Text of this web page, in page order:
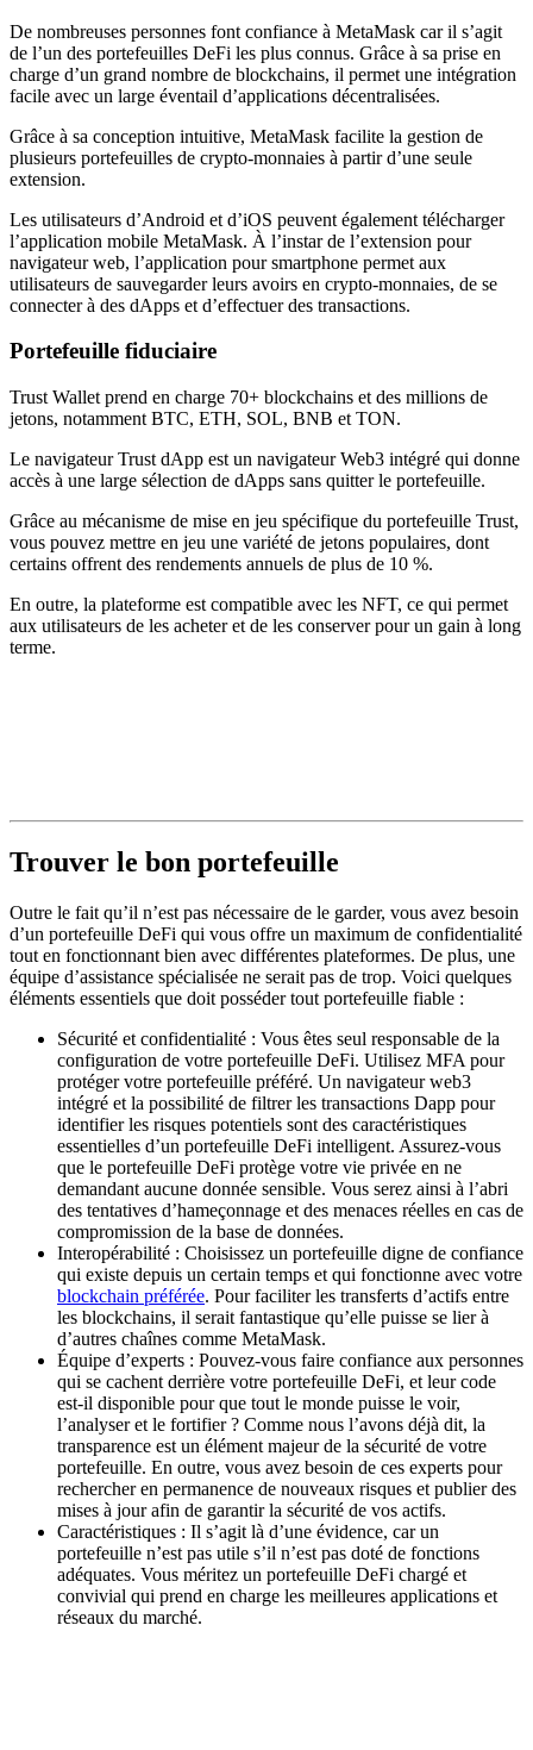
De nombreuses personnes font confiance à MetaMask car il s’agit
de l’un des portefeuilles DeFi les plus connus. Grâce à sa prise en
charge d’un grand nombre de blockchains, il permet une intégration
facile avec un large éventail d’applications décentralisées.
Grâce à sa conception intuitive, MetaMask facilite la gestion de
plusieurs portefeuilles de crypto-monnaies à partir d’une seule
extension.
Les utilisateurs d’Android et d’iOS peuvent également télécharger
l’application mobile MetaMask. À l’instar de l’extension pour
navigateur web, l’application pour smartphone permet aux
utilisateurs de sauvegarder leurs avoirs en crypto-monnaies, de se
connecter à des dApps et d’effectuer des transactions.
Portefeuille fiduciaire
Trust Wallet prend en charge 70+ blockchains et des millions de
jetons, notamment BTC, ETH, SOL, BNB et TON.
Le navigateur Trust dApp est un navigateur Web3 intégré qui donne
accès à une large sélection de dApps sans quitter le portefeuille.
Grâce au mécanisme de mise en jeu spécifique du portefeuille Trust,
vous pouvez mettre en jeu une variété de jetons populaires, dont
certains offrent des rendements annuels de plus de 10 %.
En outre, la plateforme est compatible avec les NFT, ce qui permet
aux utilisateurs de les acheter et de les conserver pour un gain à long
terme.
Trouver le bon portefeuille
Outre le fait qu’il n’est pas nécessaire de le garder, vous avez besoin
d’un portefeuille DeFi qui vous offre un maximum de confidentialité
tout en fonctionnant bien avec différentes plateformes. De plus, une
équipe d’assistance spécialisée ne serait pas de trop. Voici quelques
éléments essentiels que doit posséder tout portefeuille fiable :
Sécurité et confidentialité : Vous êtes seul responsable de la
configuration de votre portefeuille DeFi. Utilisez MFA pour
protéger votre portefeuille préféré. Un navigateur web3
intégré et la possibilité de filtrer les transactions Dapp pour
identifier les risques potentiels sont des caractéristiques
essentielles d’un portefeuille DeFi intelligent. Assurez-vous
que le portefeuille DeFi protège votre vie privée en ne
demandant aucune donnée sensible. Vous serez ainsi à l’abri
des tentatives d’hameçonnage et des menaces réelles en cas de
compromission de la base de données.
Interopérabilité : Choisissez un portefeuille digne de confiance
qui existe depuis un certain temps et qui fonctionne avec votre
blockchain préférée. Pour faciliter les transferts d’actifs entre
les blockchains, il serait fantastique qu’elle puisse se lier à
d’autres chaînes comme MetaMask.
Équipe d’experts : Pouvez-vous faire confiance aux personnes
qui se cachent derrière votre portefeuille DeFi, et leur code
est-il disponible pour que tout le monde puisse le voir,
l’analyser et le fortifier ? Comme nous l’avons déjà dit, la
transparence est un élément majeur de la sécurité de votre
portefeuille. En outre, vous avez besoin de ces experts pour
rechercher en permanence de nouveaux risques et publier des
mises à jour afin de garantir la sécurité de vos actifs.
Caractéristiques : Il s’agit là d’une évidence, car un
portefeuille n’est pas utile s’il n’est pas doté de fonctions
adéquates. Vous méritez un portefeuille DeFi chargé et
convivial qui prend en charge les meilleures applications et
réseaux du marché.